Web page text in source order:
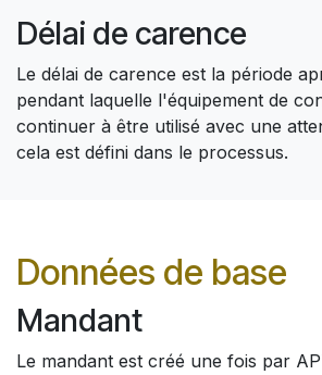
Délai de carence
Le délai de carence est la période
pendant laquelle l'équipement de
continuer à être utilisé avec une
cela est défini dans le processus.
Données de base
Mandant
Le mandant est créé une fois par